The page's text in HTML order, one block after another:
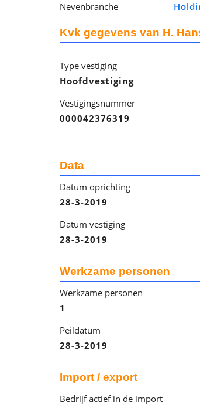
Nevenbranche
Kvk gegevens van H.
Type vestiging
Hoofdvestiging
Vestigingsnummer
000042376319
Data
Datum oprichting
28-3-2019
Datum vestiging
28-3-2019
Werkzame personen
Werkzame personen
1
Peildatum
28-3-2019
Import / export
Bedrijf actief in de import